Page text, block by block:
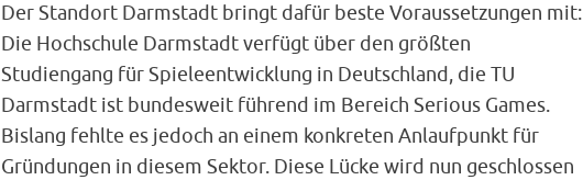
Der Standort Darmstadt bringt dafür beste Voraussetzungen mit:
Die Hochschule Darmstadt verfügt über den größten
Studiengang für Spieleentwicklung in Deutschland, die TU
Darmstadt ist bundesweit führend im Bereich Serious Games.
Bislang fehlte es jedoch an einem konkreten Anlaufpunkt für
Gründungen in diesem Sektor. Diese Lücke wird nun geschlossen